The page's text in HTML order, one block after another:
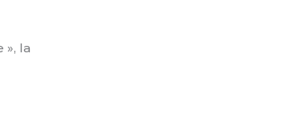
», la